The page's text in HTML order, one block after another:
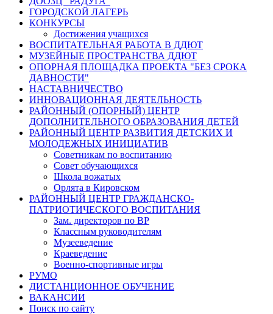
ГОРОДСКОЙ ЛАГЕРЬ
КОНКУРСЫ
Достижения учащихся
ВОСПИТАТЕЛЬНАЯ РАБОТА В ДДЮТ
МУЗЕЙНЫЕ ПРОСТРАНСТВА ДДЮТ
ОПОРНАЯ ПЛОЩАДКА ПРОЕКТА "БЕЗ СРОКА
ДАВНОСТИ"
НАСТАВНИЧЕСТВО
ИННОВАЦИОННАЯ ДЕЯТЕЛЬНОСТЬ
РАЙОННЫЙ (ОПОРНЫЙ) ЦЕНТР
ДОПОЛНИТЕЛЬНОГО ОБРАЗОВАНИЯ ДЕТЕЙ
РАЙОННЫЙ ЦЕНТР РАЗВИТИЯ ДЕТСКИХ И
МОЛОДЕЖНЫХ ИНИЦИАТИВ
Советникам по воспитанию
Совет обучающихся
Школа вожатых
Орлята в Кировском
РАЙОННЫЙ ЦЕНТР ГРАЖДАНСКО-
ПАТРИОТИЧЕСКОГО ВОСПИТАНИЯ
Зам. директоров по ВР
Классным руководителям
Музееведение
Краеведение
Военно-спортивные игры
РУМО
ДИСТАНЦИОННОЕ ОБУЧЕНИЕ
ВАКАНСИИ
Поиск по сайту